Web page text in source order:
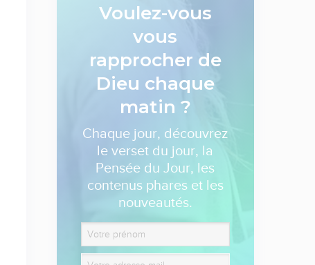
Voulez-vous
vous
rapprocher de
Dieu chaque
matin ?
Chaque jour, découvrez
le verset du jour, la
Pensée du Jour, les
contenus phares et les
nouveautés.